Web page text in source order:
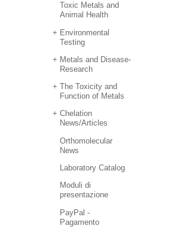
Toxic Metals and
Animal Health
Environmental
Testing
Metals and Disease-
Research
The Toxicity and
Function of Metals
Chelation
News/Articles
Orthomolecular
News
Laboratory Catalog
Moduli di
presentazione
PayPal -
Pagamento